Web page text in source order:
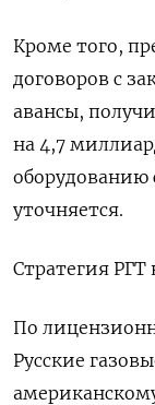
Кроме того,
договоров с
авансы,
на 4,7
оборудованию
уточняется.
Стратегия РГТ
По
Русские